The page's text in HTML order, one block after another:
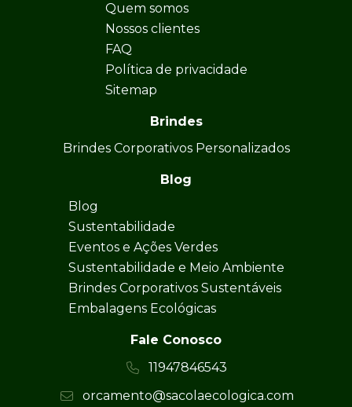
Quem somos
Nossos clientes
FAQ
Política de privacidade
Sitemap
Brindes
Brindes Corporativos Personalizados
Blog
Blog
Sustentabilidade
Eventos e Ações Verdes
Sustentabilidade e Meio Ambiente
Brindes Corporativos Sustentáveis
Embalagens Ecológicas
Fale Conosco
11947846543
orcamento@sacolaecologica.com